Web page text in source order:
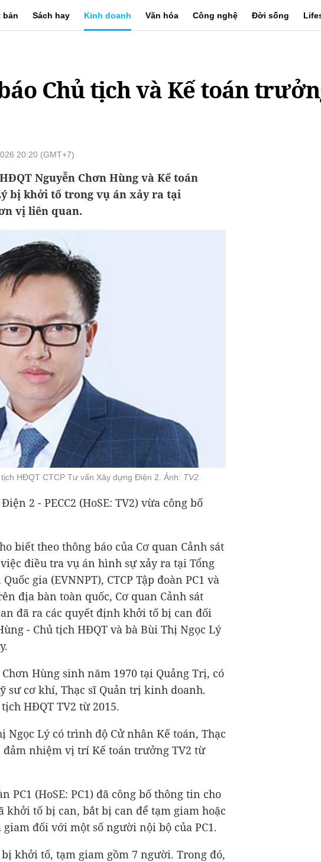
bản Sách hay Kinh doanh Văn hóa Công nghệ Đời sống
Chủ tịch và Kế toán
20:20 (GMT+7)
Nguyễn Chơn Hùng và Kế toán
bị khởi tố trong vụ án xảy ra tại
vị liên quan.
HĐQT CTCP Tư vấn Xây dựng Điện 2. Ảnh: TV2
2 - PECC2 (HoSE: TV2) vừa công bố
biết theo thông báo của Cơ quan Cảnh sát
điều tra vụ án hình sự xảy ra tại Tổng
gia (EVNNPT), CTCP Tập đoàn PC1 và
địa bàn toàn quốc, Cơ quan Cảnh sát
đã ra các quyết định khởi tố bị can đối
- Chủ tịch HĐQT và bà Bùi Thị Ngọc Lý
Hùng sinh năm 1970 tại Quảng Trị, có
sư cơ khí, Thạc sĩ Quản trị kinh doanh.
HĐQT TV2 từ 2015.
Ngọc Lý có trình độ Cử nhân Kế toán, Thạc
nhiệm vị trí Kế toán trưởng TV2 từ
PC1 (HoSE: PC1) đã công bố thông tin cho
khởi tố bị can, bắt bị can để tạm giam hoặc
đối với một số người nội bộ của PC1.
khởi tố, tạm giam gồm 7 người. Trong đó,